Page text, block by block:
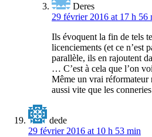
Deres
29 février 2016 at 17 h 56
Ils évoquent la fin de tels
licenciements (et ce n’est
parallèle, ils en rajoutent
… C’est à cela que l’on
Même un vrai réformateur
aussi vite que les
dede
29 février 2016 at 10 h 53 min